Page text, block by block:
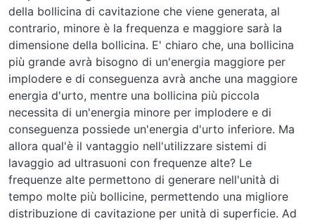
della bollicina di cavitazione che viene generata, al
contrario, minore è la frequenza e maggiore sarà la
dimensione della bollicina. E' chiaro che, una bollicina
più grande avrà bisogno di un'energia maggiore per
implodere e di conseguenza avrà anche una maggiore
energia d'urto, mentre una bollicina più piccola
necessita di un'energia minore per implodere e di
conseguenza possiede un'energia d'urto inferiore. Ma
allora qual'è il vantaggio nell'utilizzare sistemi di
lavaggio ad ultrasuoni con frequenze alte? Le
frequenze alte permettono di generare nell'unità di
tempo molte più bollicine, permettendo una migliore
distribuzione di cavitazione per unità di superficie. Ad